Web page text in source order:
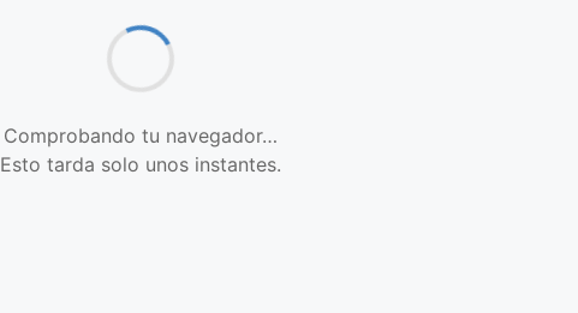
Comprobando tu navegador…
Esto tarda solo unos instantes.